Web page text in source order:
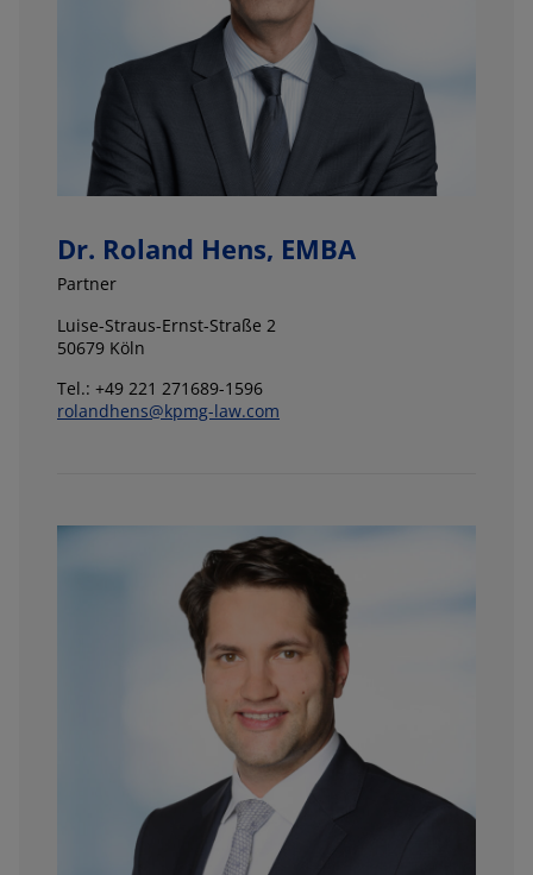
Dr. Roland Hens, EMBA
Partner
Luise-Straus-Ernst-Straße 2
50679 Köln
Tel.: +49 221 271689-1596
rolandhens@kpmg-law.com